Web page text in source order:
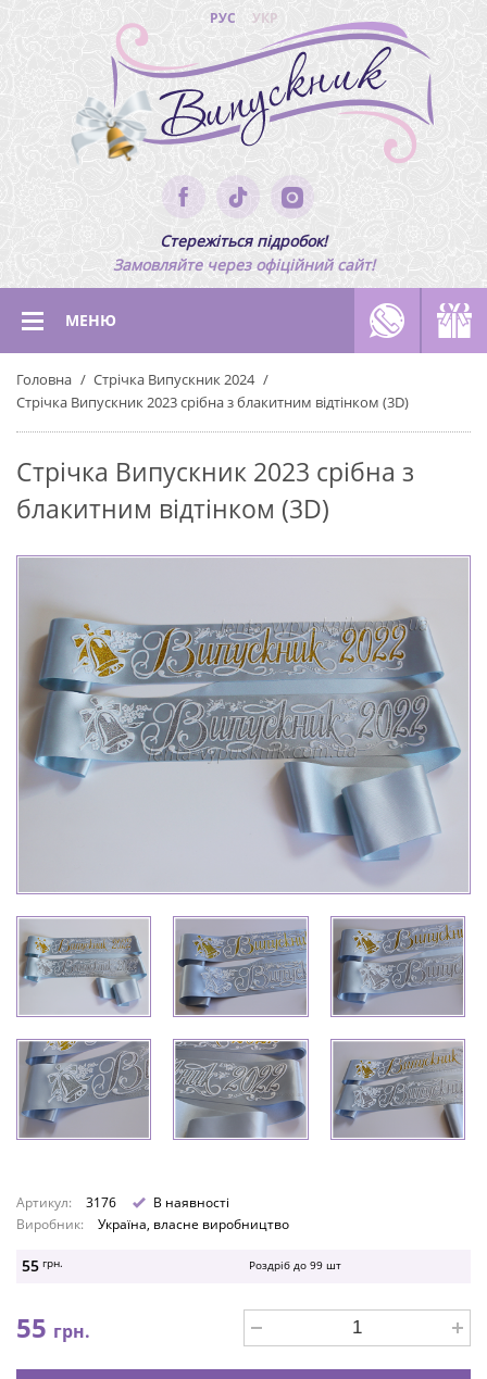
РУС УКР
Стережіться підробок!
Замовляйте через офіційний сайт!
МЕНЮ
Головна
Стрічка Випускник 2024
Стрічка Випускник 2023 срібна з блакитним відтінком (3D)
Стрічка Випускник 2023 срібна з
блакитним відтінком (3D)
Артикул: 3176
В наявності
Виробник:
Україна, власне виробництво
55 грн. Роздріб до 99 шт
55 грн.